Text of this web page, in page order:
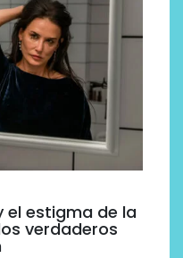
el estigma de la
verdaderos